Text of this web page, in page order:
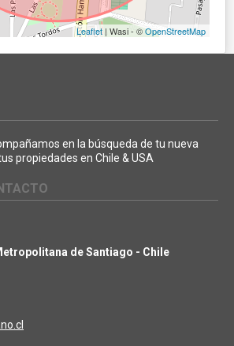
Leaflet | Wasi - ©OpenStreetMap
en la búsqueda de tu nueva
propiedades en Chile & USA
de Santiago - Chile